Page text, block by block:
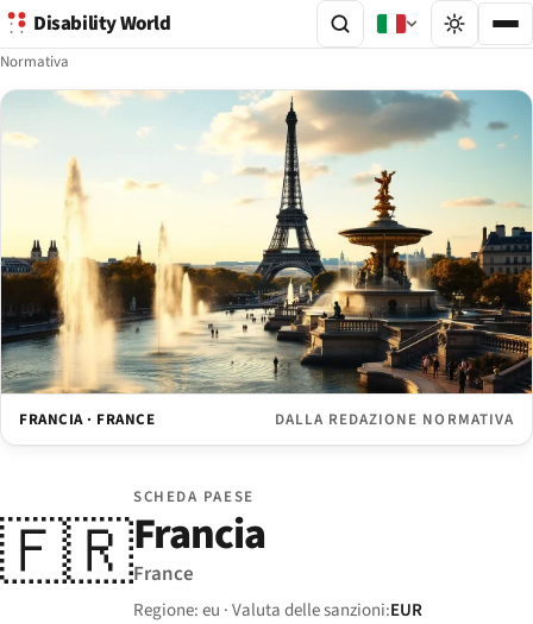
Disability World
Normativa
FRANCIA · FRANCE DALLA REDAZIONE NORMATIVA
🇫🇷
SCHEDA PAESE
Francia
France
Regione: eu · Valuta delle sanzioni:EUR